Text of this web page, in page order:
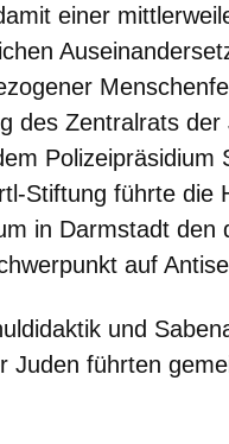
einer
des Zentralrats der
Polizeipräsidium
Stiftung führte die
in Darmstadt den
auf
und
Juden führten